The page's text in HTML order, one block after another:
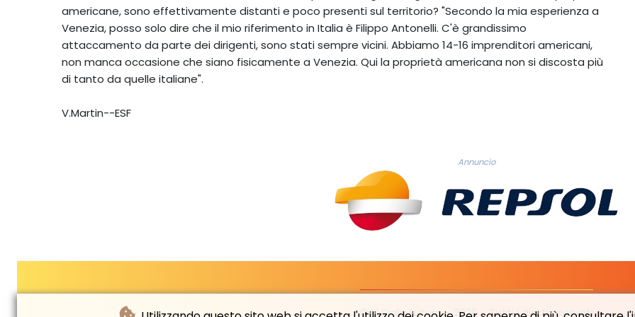
americane, sono effettivamente distanti e poco presenti sul territorio? "Secondo la mia esperienza a
Venezia, posso solo dire che il mio riferimento in Italia è Filippo Antonelli. C'è grandissimo
attaccamento da parte dei dirigenti, sono stati sempre vicini. Abbiamo 14-16 imprenditori americani,
non manca occasione che siano fisicamente a Venezia. Qui la proprietà americana non si discosta più
di tanto da quelle italiane".
V.Martin--ESF
Annuncio
© El Siglo Futuro - 2026 - Tutti i diritti riservati